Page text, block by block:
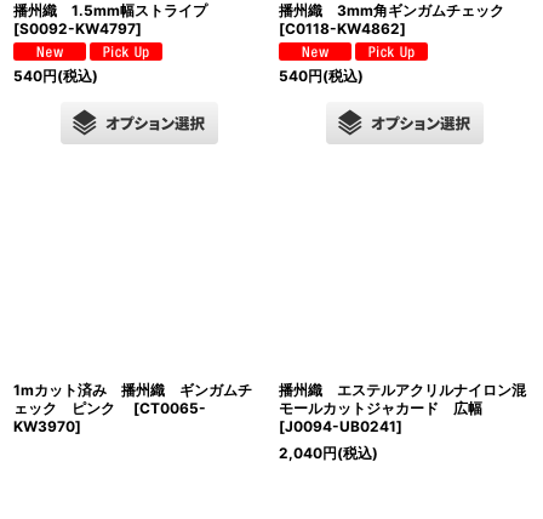
播州織 1.5mm幅ストライプ
[S0092-KW4797]
540円(税込)
播州織 3mm角ギンガムチェック
[C0118-KW4862]
540円(税込)
1mカット済み 播州織 ギンガムチ
ェック ピンク
[CT0065-
KW3970]
播州織 エステルアクリルナイロン混
モールカットジャカード 広幅
[J0094-UB0241]
2,040円(税込)